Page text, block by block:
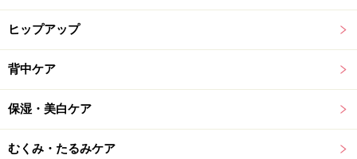
クのダブル使い。入浴後、さっとタオルで水気を拭き取
ったらオイルを全身になじませる。その後、ボディミル
の肌に仕上がります。今年発売したこちらの金木犀は、
懐かしさが感じられる香りでお気に入り。他にも色々な
種類の香りがあるので、あえて違う香りのオイルとミル
ヒップアップ
背中ケア
保湿・美白ケア
むくみ・たるみケア